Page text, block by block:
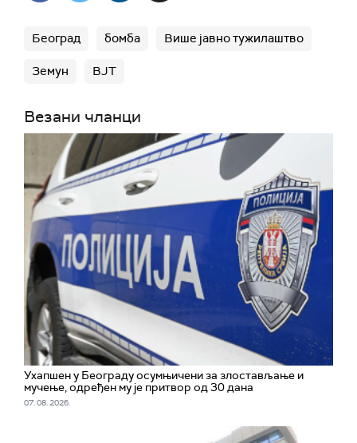
Београд бомба Више јавно тужилаштво
Земун ВЈТ
Везани чланци
Ухапшен у Београду осумњичени за злостављање и
мучење, одређен му је притвор од 30 дана
07. 08. 2026.